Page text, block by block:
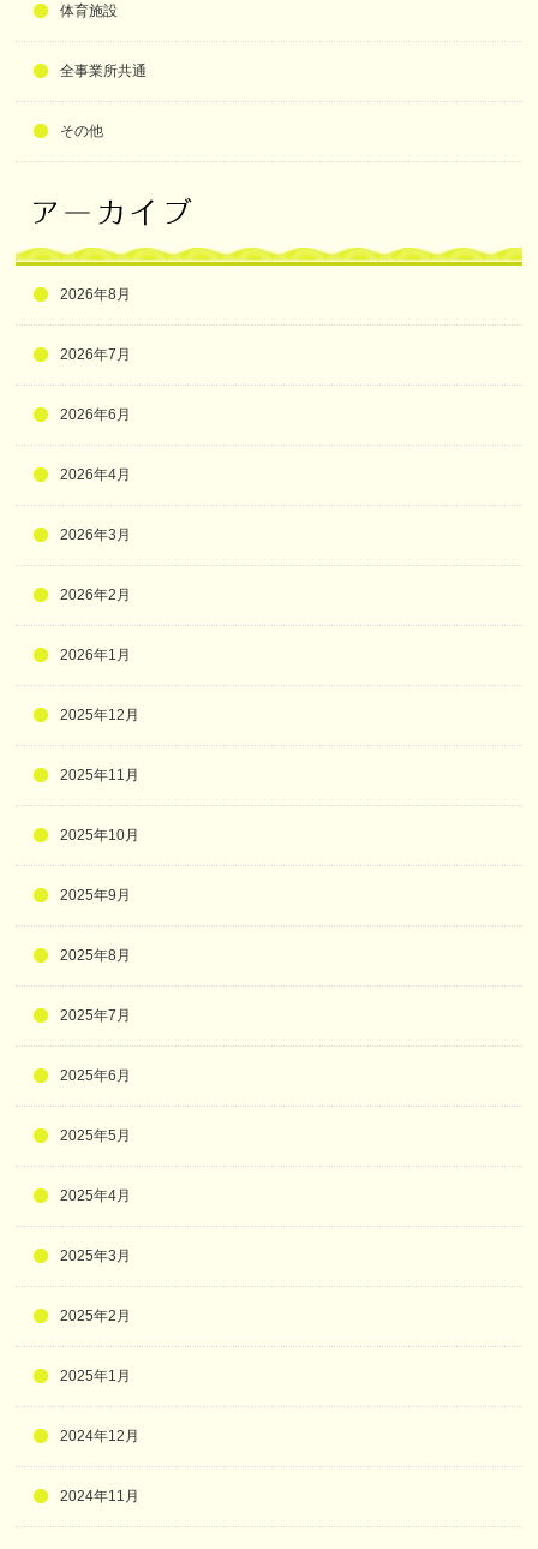
体育施設
全事業所共通
その他
2026年8月
2026年7月
2026年6月
2026年4月
2026年3月
2026年2月
2026年1月
2025年12月
2025年11月
2025年10月
2025年9月
2025年8月
2025年7月
2025年6月
2025年5月
2025年4月
2025年3月
2025年2月
2025年1月
2024年12月
2024年11月